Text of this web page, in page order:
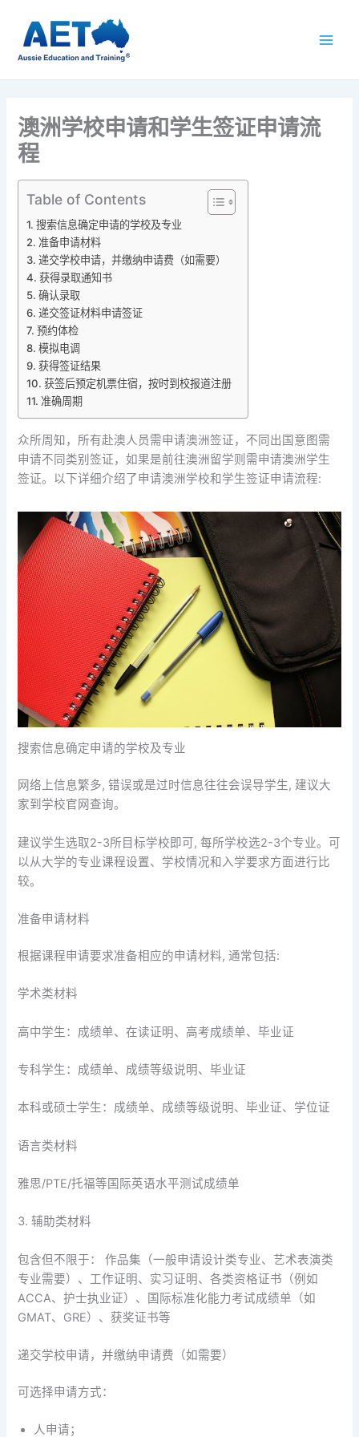
澳洲学校申请和学生签证申请流
程
Table of Contents
搜索信息确定申请的学校及专业
准备申请材料
递交学校申请，并缴纳申请费（如需要）
获得录取通知书
确认录取
递交签证材料申请签证
预约体检
模拟电调
获得签证结果
获签后预定机票住宿，按时到校报道注册
准确周期
众所周知，所有赴澳人员需申请澳洲签证，不同出国意图需
申请不同类别签证，如果是前往澳洲留学则需申请澳洲学生
签证。以下详细介绍了申请澳洲学校和学生签证申请流程:
搜索信息确定申请的学校及专业
网络上信息繁多, 错误或是过时信息往往会误导学生, 建议大
家到学校官网查询。
建议学生选取2-3所目标学校即可, 每所学校选2-3个专业。可
以从大学的专业课程设置、学校情况和入学要求方面进行比
较。
准备申请材料
根据课程申请要求准备相应的申请材料, 通常包括:
学术类材料
高中学生：成绩单、在读证明、高考成绩单、毕业证
专科学生：成绩单、成绩等级说明、毕业证
本科或硕士学生：成绩单、成绩等级说明、毕业证、学位证
语言类材料
雅思/PTE/托福等国际英语水平测试成绩单
3. 辅助类材料
包含但不限于： 作品集（一般申请设计类专业、艺术表演类
专业需要）、工作证明、实习证明、各类资格证书（例如
ACCA、护士执业证）、国际标准化能力考试成绩单（如
GMAT、GRE）、获奖证书等
递交学校申请，并缴纳申请费（如需要）
可选择申请方式：
人申请；